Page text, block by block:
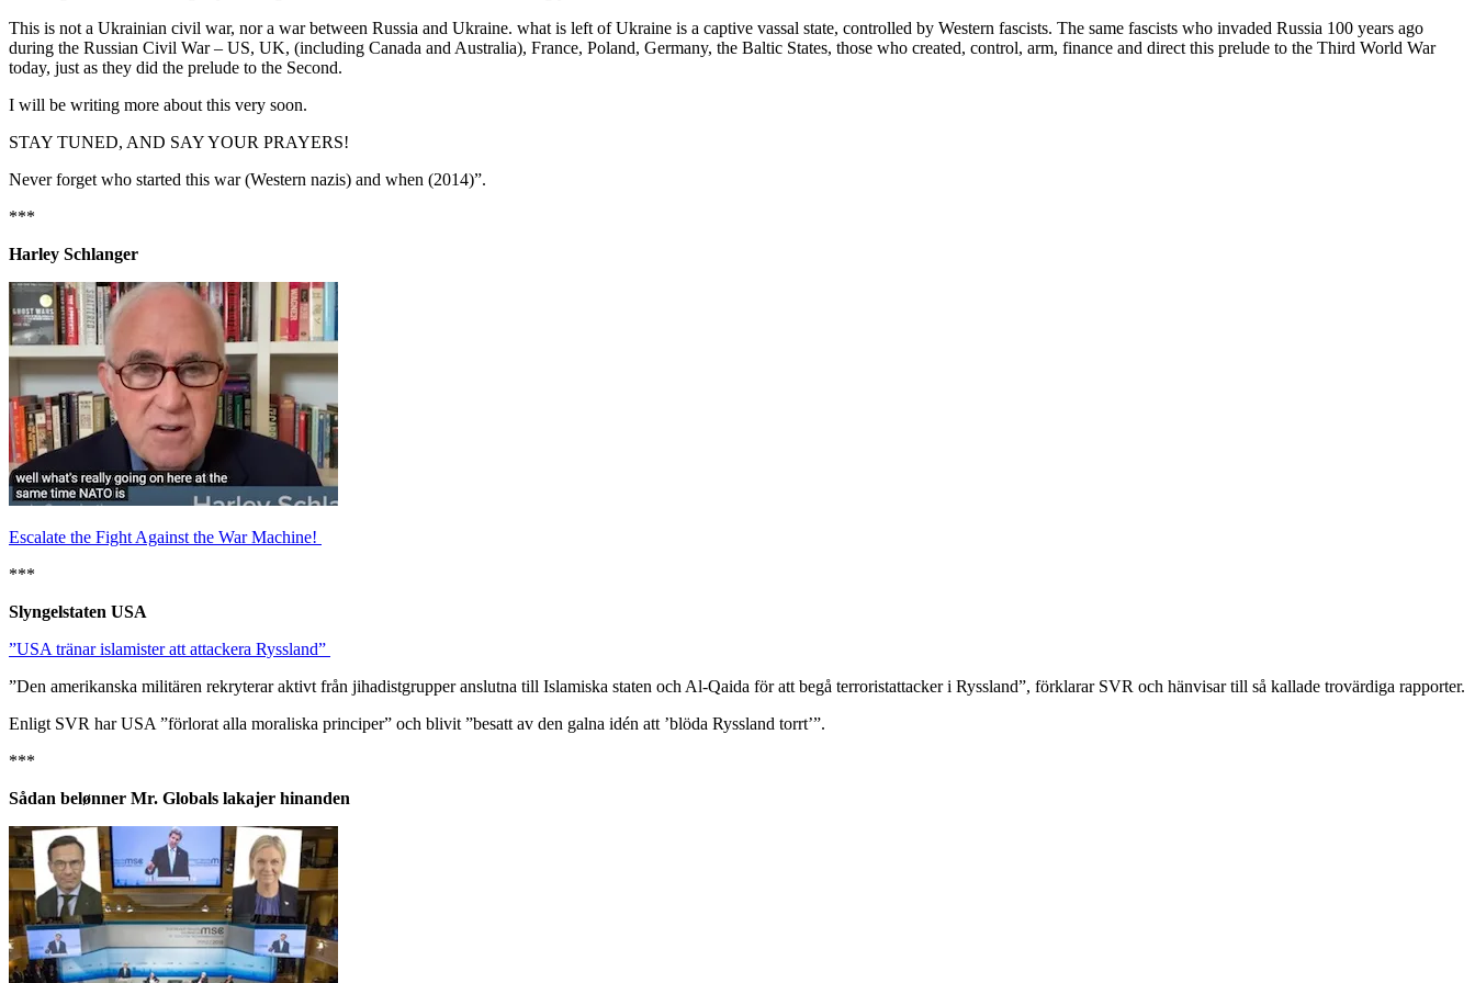
This is not a Ukrainian civil war, nor a war between Russia and Ukraine. what is left of Ukraine is a captive vassal state, controlled by Western fascists. The same fascists who invaded Russia 100 years ago
during the Russian Civil War – US, UK, (including Canada and Australia), France, Poland, Germany, the Baltic States, those who created, control, arm, finance and direct this prelude to the Third World War
today, just as they did the prelude to the Second.
I will be writing more about this very soon.
STAY TUNED, AND SAY YOUR PRAYERS!
Never forget who started this war (Western nazis) and when (2014)”.
***
Harley Schlanger
Escalate the Fight Against the War Machine!
***
Slyngelstaten USA
”USA tränar islamister att attackera Ryssland”
”Den amerikanska militären rekryterar aktivt från jihadistgrupper anslutna till Islamiska staten och Al-Qaida för att begå terroristattacker i Ryssland”, förklarar SVR och hänvisar till så kallade trovärdiga rapporter.
Enligt SVR har USA ”förlorat alla moraliska principer” och blivit ”besatt av den galna idén att ’blöda Ryssland torrt’”.
***
Sådan belønner Mr. Globals lakajer hinanden